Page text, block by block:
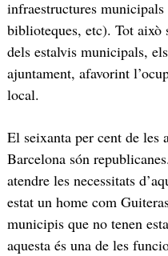
infraestructures
biblioteques, etc). Tot això
dels estalvis municipals,
ajuntament, afavorint
local.
El seixanta per cent de les
Barcelona són
atendre les necessitats
estat un home com
municipis que no tenen
aquesta és una de les